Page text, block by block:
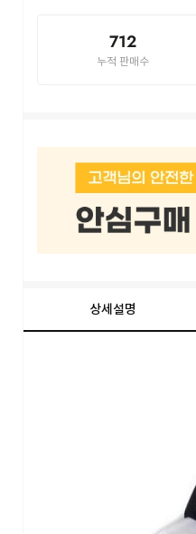
712
누적 판매수
상세설명